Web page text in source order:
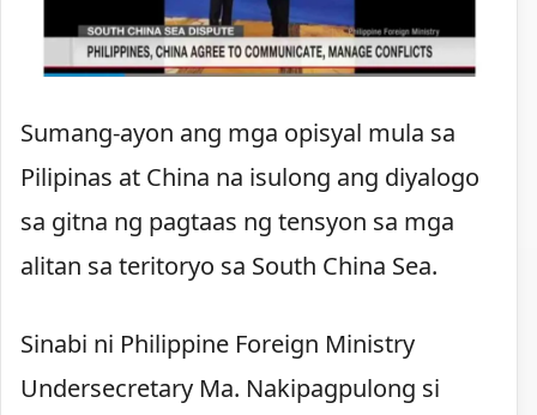
Sumang-ayon ang mga opisyal mula sa
Pilipinas at China na isulong ang diyalogo
sa gitna ng pagtaas ng tensyon sa mga
alitan sa teritoryo sa South China Sea.
Sinabi ni Philippine Foreign Ministry
Undersecretary Ma. Nakipagpulong si